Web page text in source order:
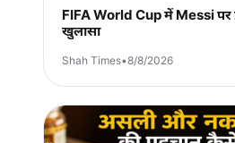
FIFA World Cup में Messi पर
खुलासा
Shah Times•8/8/2026